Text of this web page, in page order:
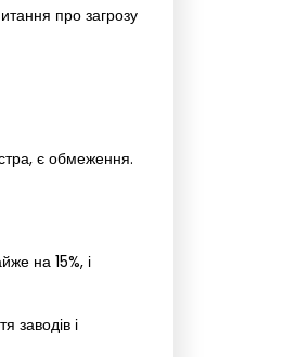
про загрозу
є обмеження.
на 15%, і
заводів і